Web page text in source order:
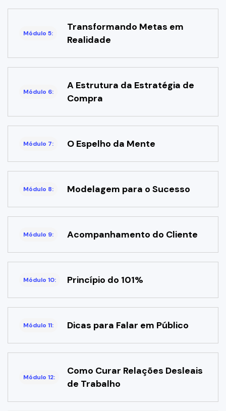
Módulo 5:
Transformando Metas em
Realidade
Módulo 6:
A Estrutura da Estratégia de
Compra
Módulo 7: O Espelho da Mente
Módulo 8: Modelagem para o Sucesso
Módulo 9: Acompanhamento do Cliente
Módulo 10: Princípio do 101%
Módulo 11: Dicas para Falar em Público
Módulo 12:
Como Curar Relações Desleais
de Trabalho